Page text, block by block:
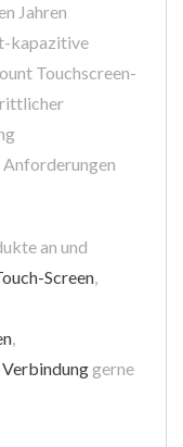
Jahren
kapazitive
Touchscreen-
an und
Screen,
,
gerne